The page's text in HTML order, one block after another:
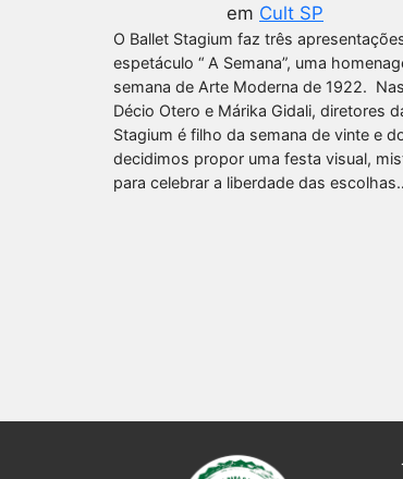
em Cult SP
O Ballet Stagium faz três
espetáculo “ A Semana”, uma
semana de Arte Moderna de 1922.
Décio Otero e Márika Gidali, diretores
Stagium é filho da semana de vinte e
decidimos propor uma festa visual,
para celebrar a liberdade das